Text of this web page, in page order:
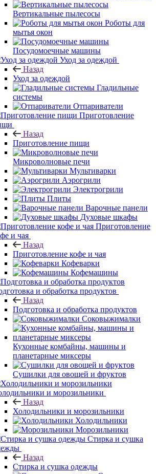
Вертикальные пылесосы
Роботы для
мытья окон
Посудомоечные машины
Уход за одеждой
Назад
Уход за одеждой
Гладильные
системы
Отпариватели
Приготовление
Назад
Приготовление пищи
Микроволновые печи
Мультиварки
Аэрогрили
Электрогрили
Плиты
Варочные панели
Духовые шкафы
Приготовление
и чая
Назад
Приготовление кофе и чая
Кофеварки
Кофемашины
и обработка продуктов
Назад
Подготовка и обработка продуктов
Соковыжималки
Кухонные комбайны, машины и
планетарные миксеры
Сушилки для овощей и фруктов
и морозильники
Назад
Холодильники и морозильники
Холодильники
Морозильники
Стирка и сушка
Назад
Стирка и сушка одежды